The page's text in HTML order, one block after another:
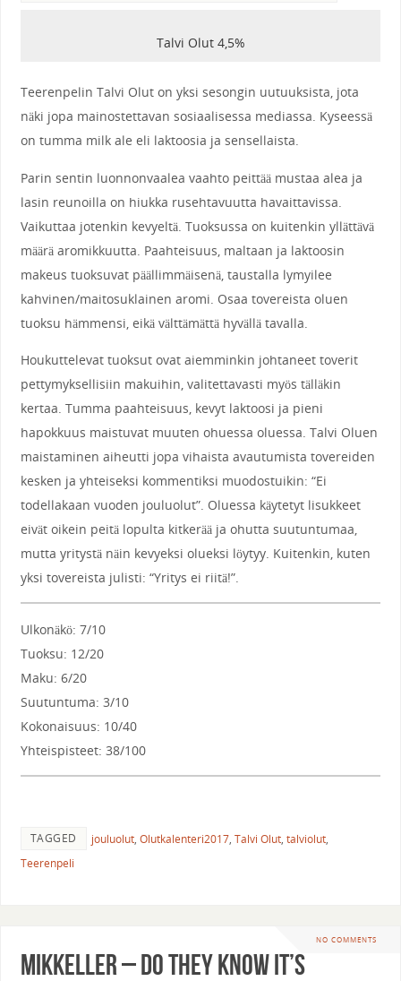
Talvi Olut 4,5%
Teerenpelin Talvi Olut on yksi sesongin uutuuksista, jota
näki jopa mainostettavan sosiaalisessa mediassa. Kyseessä
on tumma milk ale eli laktoosia ja sensellaista.
Parin sentin luonnonvaalea vaahto peittää mustaa alea ja
lasin reunoilla on hiukka rusehtavuutta havaittavissa.
Vaikuttaa jotenkin kevyeltä. Tuoksussa on kuitenkin yllättävä
määrä aromikkuutta. Paahteisuus, maltaan ja laktoosin
makeus tuoksuvat päällimmäisenä, taustalla lymyilee
kahvinen/maitosuklainen aromi. Osaa tovereista oluen
tuoksu hämmensi, eikä välttämättä hyvällä tavalla.
Houkuttelevat tuoksut ovat aiemminkin johtaneet toverit
pettymyksellisiin makuihin, valitettavasti myös tälläkin
kertaa. Tumma paahteisuus, kevyt laktoosi ja pieni
hapokkuus maistuvat muuten ohuessa oluessa. Talvi Oluen
maistaminen aiheutti jopa vihaista avautumista tovereiden
kesken ja yhteiseksi kommentiksi muodostuikin: “Ei
todellakaan vuoden jouluolut”. Oluessa käytetyt lisukkeet
eivät oikein peitä lopulta kitkerää ja ohutta suutuntumaa,
mutta yritystä näin kevyeksi olueksi löytyy. Kuitenkin, kuten
yksi tovereista julisti: “Yritys ei riitä!”.
Ulkonäkö: 7/10
Tuoksu: 12/20
Maku: 6/20
Suutuntuma: 3/10
Kokonaisuus: 10/40
Yhteispisteet: 38/100
TAGGED jouluolut, Olutkalenteri2017, Talvi Olut, talviolut,
Teerenpeli
NO COMMENTS
Mikkeller – Do They Know It’s